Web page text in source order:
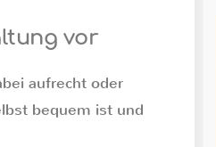
vor
aufrecht oder
bequem ist und